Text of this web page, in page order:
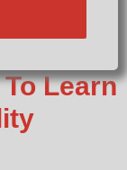
Learn